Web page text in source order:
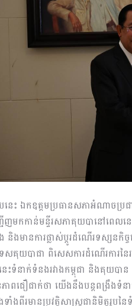
េះ ឯកឧត្តមប្រធានសភាអំណាចប្រ
ញមកកាន់មន្ទីរសភាគុយបានៅពេលន
និងមានការផ្លាស់ប្ដូរដំណើរទស្សនកិ
សគុយបាជា ពិសេសការដំណើរការន
ះទំនាក់ទំនងរវាងកម្ពុជា និងគុយប
ាពជឿជាក់ថា យើងនឹងបន្តពង្រឹងទំន
ាំងពីរមានប្រវត្តិសាស្ត្រជានិមិត្តរូប